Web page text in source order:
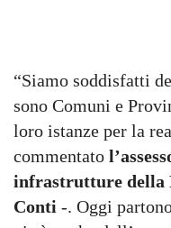
“Siamo soddisfatti
sono Comuni e
loro istanze per la
commentato
infrastrutture della
Conti -. Oggi